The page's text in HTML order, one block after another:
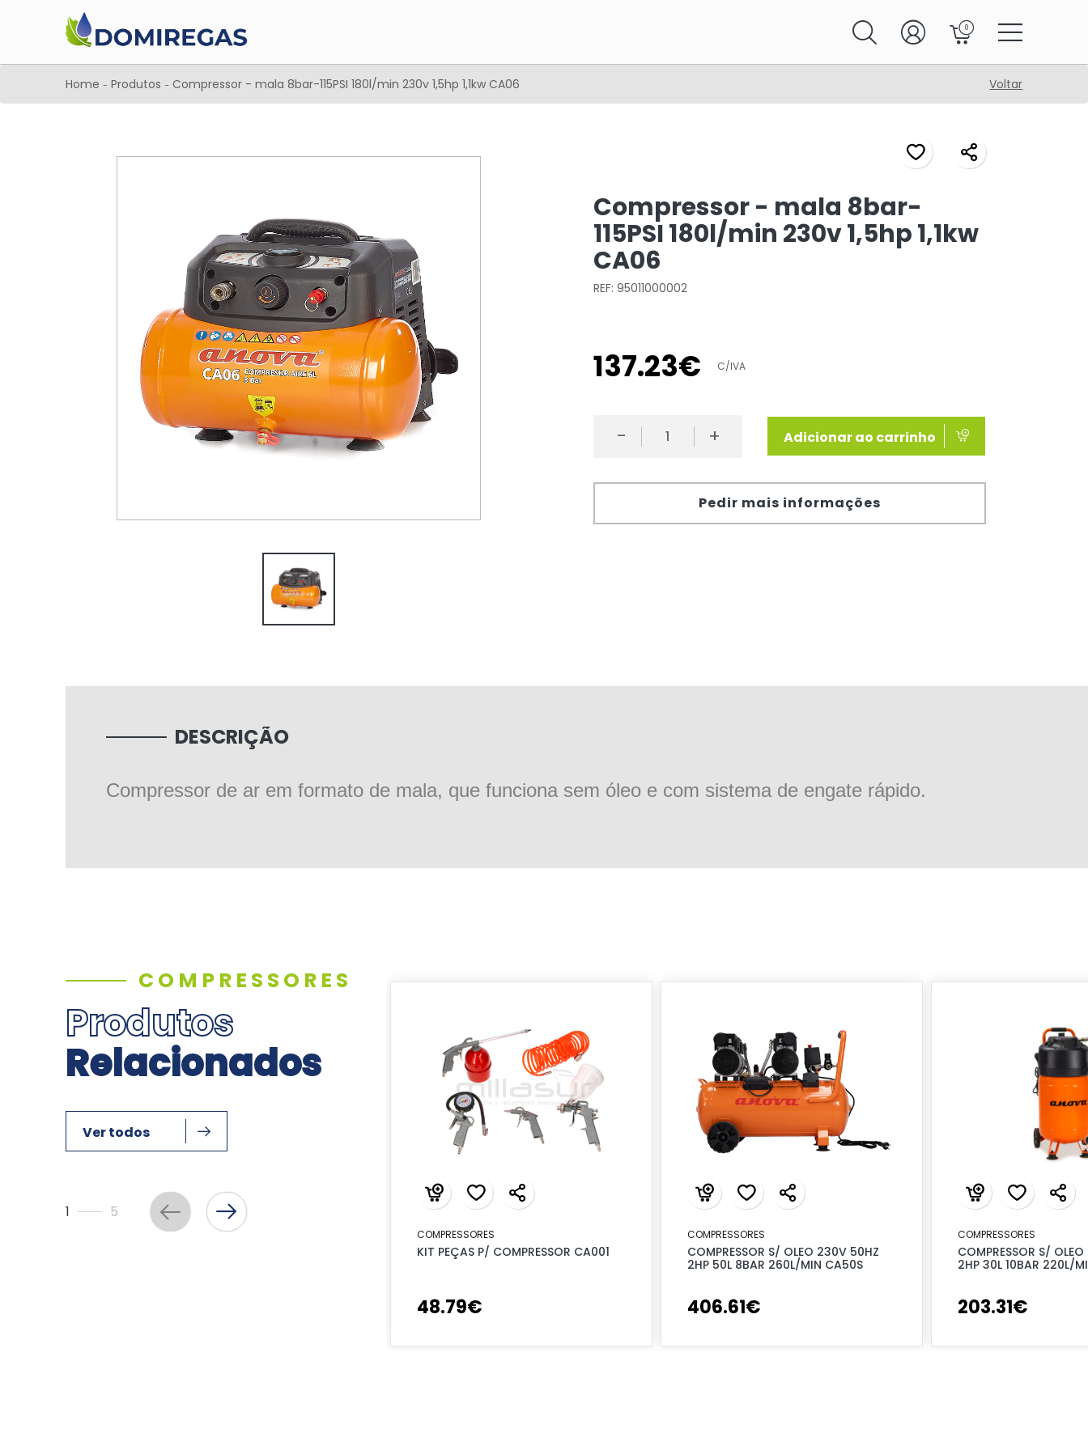
0
Home - Produtos - Compressor - mala 8bar-115PSI 180l/min 230v 1,5hp 1,1kw CA06 Voltar
Compressor - mala 8bar-
115PSI 180l/min 230v 1,5hp 1,1kw
CA06
REF: 95011000002
137.23€ C/IVA
- + Adicionar ao carrinho
Pedir mais informações
DESCRIÇÃO
Compressor de ar em formato de mala, que funciona sem óleo e com sistema de engate rápido.
COMPRESSORES
Produtos
Relacionados
Ver todos
1 5
COMPRESSORES
KIT PEÇAS P/ COMPRESSOR CA001
48.79€
COMPRESSORES
COMPRESSOR S/ OLEO 230V 50HZ
2HP 50L 8BAR 260L/MIN CA50S
406.61€
COMPRESSORES
COMPRESSOR S/
2HP 30L 10BAR 220L/
203.31€